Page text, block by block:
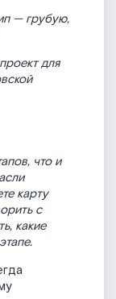
— грубую,
для
что и
карту
с
какие